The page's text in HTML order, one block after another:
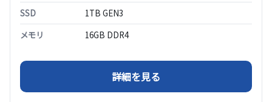
SSD
1TB GEN3
メモリ
16GB DDR4
詳細を見る